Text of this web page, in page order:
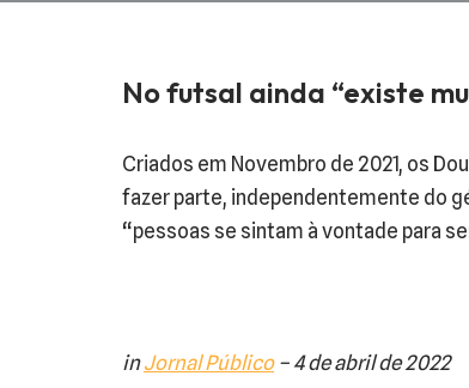
No futsal ainda “existe
Criados em Novembro de 2021, os
fazer parte, independentemente do
“pessoas se sintam à vontade para
inJornal Público– 4 de abril de 2022